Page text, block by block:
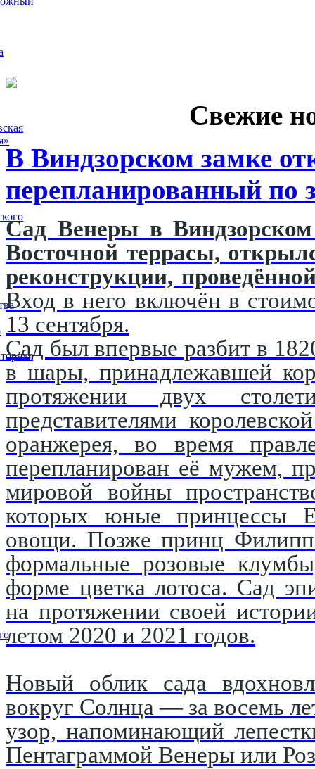
Свежие
В Виндзорском замке
перепланированный
Сад Венеры в
Восточной террасы,
реконструкции,
Вход в него включён в
13 сентября.
Сад был впервые разбит в
в шары, принадлежавшей
протяжении двух
представителями
оранжерея, во время
перепланирован её мужем,
мировой войны
которых юные принцессы
овощи. Позже принц Филипп
формальные розовые
форме цветка лотоса. Сад
на протяжении своей
летом 2020 и 2021 годов.
Новый облик сада
вокруг Солнца — за восемь
узор, напоминающий
Пентаграммой Венеры или